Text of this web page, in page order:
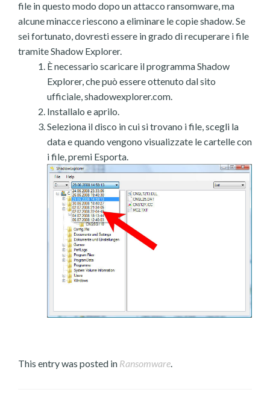
file in questo modo dopo un attacco ransomware, ma
alcune minacce riescono a eliminare le copie shadow. Se
sei fortunato, dovresti essere in grado di recuperare i file
tramite Shadow Explorer.
È necessario scaricare il programma Shadow
Explorer, che può essere ottenuto dal sito
ufficiale, shadowexplorer.com.
Installalo e aprilo.
Seleziona il disco in cui si trovano i file, scegli la
data e quando vengono visualizzate le cartelle con
i file, premi Esporta.
This entry was posted in Ransomware